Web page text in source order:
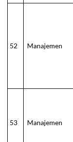
52 Manajemen
53 Manajemen